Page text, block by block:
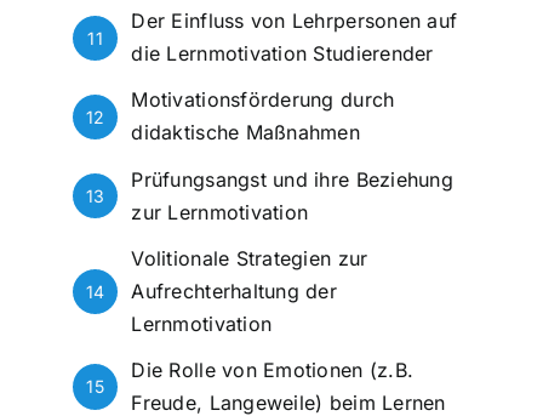
11
Der Einfluss von Lehrpersonen auf
die Lernmotivation Studierender
12
Motivationsförderung durch
didaktische Maßnahmen
13
Prüfungsangst und ihre Beziehung
zur Lernmotivation
14
Volitionale Strategien zur
Aufrechterhaltung der
Lernmotivation
15
Die Rolle von Emotionen (z.B.
Freude, Langeweile) beim Lernen